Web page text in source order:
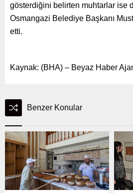
gösterdiğini belirten muhtarlar ise
Osmangazi Belediye Başkanı
etti.
Kaynak: (BHA) – Beyaz Haber
Benzer Konular